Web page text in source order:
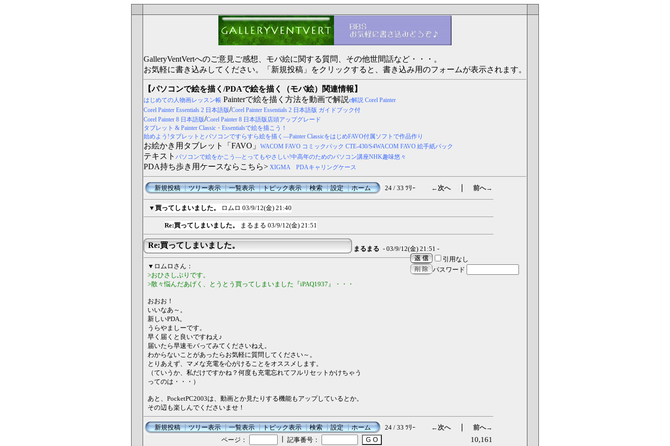
GalleryVentVertへのご意見ご感想、モバ絵に関する質問、その他世間話など・・・。
お気軽に書き込みしてください。「新規投稿」をクリックすると、書き込み用のフォームが表示されます。
【パソコンで絵を描く/PDAで絵を描く（モバ絵）関連情報】
はじめての人物画レッスン帳 Painterで絵を描く方法を動画で解説e解説 Corel Painter
Corel Painter Essentials 2 日本語版/Corel Painter Essentials 2 日本語版 ガイドブック付
Corel Painter 8 日本語版/Corel Painter 8 日本語版店頭アップグレード
タブレット & Painter Classic・Essentialsで絵を描こう！
始めよう!タブレットとパソコンですらすら絵を描く―Painter ClassicをはじめFAVO付属ソフトで作品作り
お絵かき用タブレット「FAVO」 WACOM FAVO コミックパック CTE-430/S4WACOM FAVO 絵手紙パック
テキスト パソコンで絵をかこう―とってもやさしい!中高年のためのパソコン講座NHK趣味悠々
PDA持ち歩き用ケースならこちら> XIGMA PDAキャリングケース
新規投稿┃ツリー表示┃一覧表示┃トピック表示┃検索┃設定┃ホーム 24 / 33 ﾂﾘｰ ←次へ｜ 前へ→
▼ 買ってしまいました。 ロムロ 03/9/12(金) 21:40
Re:買ってしまいました。 まるまる 03/9/12(金) 21:51
Re:買ってしまいました。 まるまる - 03/9/12(金) 21:51 -
引用なし
パスワード
▼ロムロさん：
>おひさしぶりです。
>散々悩んだあげく、とうとう買ってしまいました『iPAQ1937』・・・
おおお！
いいなあ～。
新しいPDA。
うらやましーです。
早く届くと良いですねえ♪
届いたら早速モバってみてくださいねえ。
わからないことがあったらお気軽に質問してください～。
とりあえず、マメな充電を心がけることをオススメします。
（ていうか、私だけですかね？何度も充電忘れてフルリセットかけちゃう
ってのは・・・）
あと、PocketPC2003は、動画とか見たりする機能もアップしているとか。
その辺も楽しんでくださいませ！
新規投稿┃ツリー表示┃一覧表示┃トピック表示┃検索┃設定┃ホーム 24 / 33 ﾂﾘｰ ←次へ｜ 前へ→
ページ：
記事番号： 10,161